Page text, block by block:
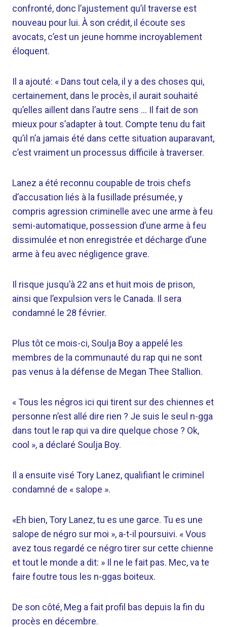
confronté, donc l’ajustement qu’il traverse est
nouveau pour lui. À son crédit, il écoute ses
avocats, c’est un jeune homme incroyablement
éloquent.
Il a ajouté: « Dans tout cela, il y a des choses qui,
certainement, dans le procès, il aurait souhaité
qu’elles aillent dans l’autre sens … Il fait de son
mieux pour s’adapter à tout. Compte tenu du fait
qu’il n’a jamais été dans cette situation auparavant,
c’est vraiment un processus difficile à traverser.
Lanez a été reconnu coupable de trois chefs
d’accusation liés à la fusillade présumée, y
compris agression criminelle avec une arme à feu
semi-automatique, possession d’une arme à feu
dissimulée et non enregistrée et décharge d’une
arme à feu avec négligence grave.
Il risque jusqu’à 22 ans et huit mois de prison,
ainsi que l’expulsion vers le Canada. Il sera
condamné le 28 février.
Plus tôt ce mois-ci, Soulja Boy a appelé les
membres de la communauté du rap qui ne sont
pas venus à la défense de Megan Thee Stallion.
« Tous les négros ici qui tirent sur des chiennes et
personne n’est allé dire rien ? Je suis le seul n-gga
dans tout le rap qui va dire quelque chose ? Ok,
cool », a déclaré Soulja Boy.
Il a ensuite visé Tory Lanez, qualifiant le criminel
condamné de « salope ».
«Eh bien, Tory Lanez, tu es une garce. Tu es une
salope de négro sur moi », a-t-il poursuivi. « Vous
avez tous regardé ce négro tirer sur cette chienne
et tout le monde a dit: » Il ne le fait pas. Mec, va te
faire foutre tous les n-ggas boiteux.
De son côté, Meg a fait profil bas depuis la fin du
procès en décembre.